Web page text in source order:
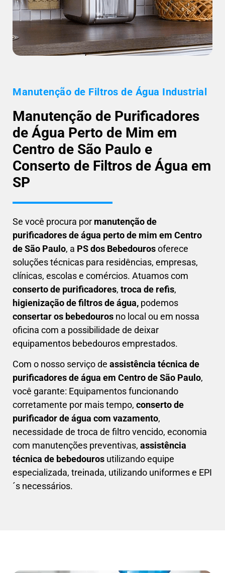
Manutenção de Filtros de Água Industrial
Manutenção de Purificadores
de Água Perto de Mim em
Centro de São Paulo e
Conserto de Filtros de Água em
SP
Se você procura por manutenção de
purificadores de água perto de mim em Centro
de São Paulo, a PS dos Bebedourosoferece
soluções técnicas para residências, empresas,
clínicas, escolas e comércios. Atuamos com
conserto de purificadores, troca de refis,
higienização de filtros de água, podemos
consertar os bebedouros no local ou em nossa
oficina com a possibilidade de deixar
equipamentos bebedouros emprestados.
Com o nosso serviço de assistência técnica de
purificadores de água em Centro de São Paulo,
você garante: Equipamentos funcionando
corretamente por mais tempo, conserto de
purificador de água com vazamento,
necessidade de troca de filtro vencido, economia
com manutenções preventivas, assistência
técnica de bebedouros utilizando equipe
especializada, treinada, utilizando uniformes e EPI
´s necessários.